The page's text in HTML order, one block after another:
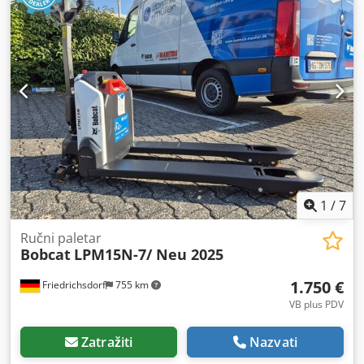
konstrukcije:800 mm, Visokopodizni viličar Težište tereta:
600 mm Širina vilica: 180 mm Debljina vilica: 60 mm Tip
jarbola: Duplex Stanje: Novo Tehničko stanje: Novo Prednji
kotači tip: Poliuretan Stanje prednjih kotača: 80 - 100%
Stražnji kotači tip: Poliuretan Stanje stražnjih kotača: 80 -
100% Baterija volt: 24V Baterija Ah: 60Ah Tip baterije: Litij-
ionska Godina proizvodnje baterije: 2026 Stanje baterije:
80 - 100% Cjdpfjy Uz Sqex Ahzerf CE certifikat, Litij-ionska
baterija bez održavanja 24 V
1 /7
Friedrichsdorf 755 km
Ručni paletar
Bobcat LPM15N-7/ Neu 2025
1.750 €
VB plus PDV
Zatražiti Nazvati